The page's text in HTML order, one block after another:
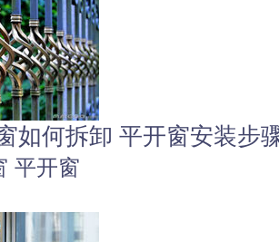
如何拆卸 平开窗安装步
平开窗